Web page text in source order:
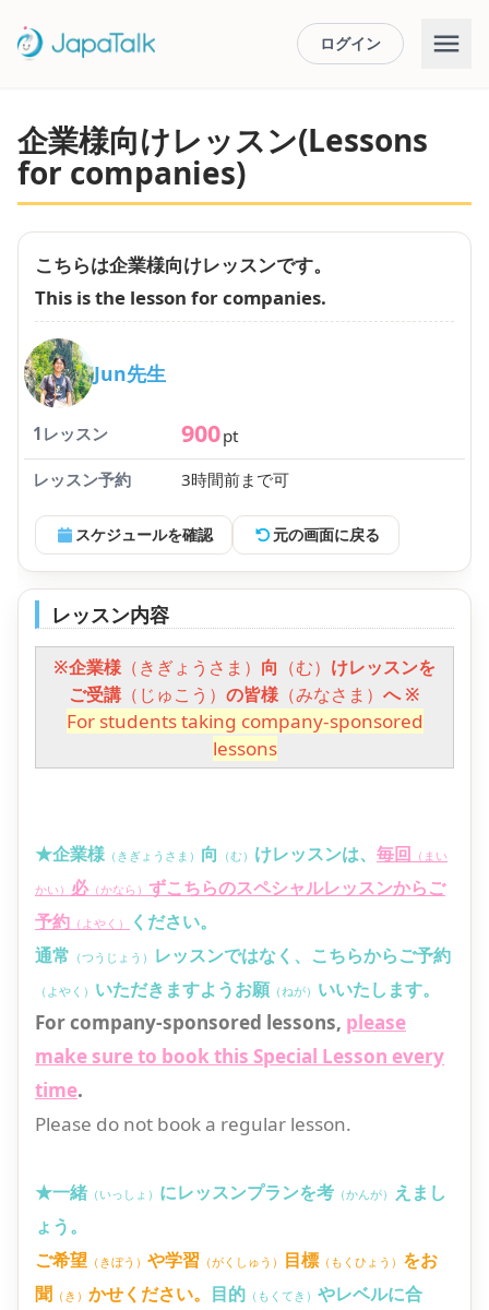
ログイン
企業様向けレッスン(Lessons
for companies)
こちらは企業様向けレッスンです。
This is the lesson for companies.
Jun先生
1レッスン 900pt
レッスン予約
3時間前まで可
スケジュールを確認 元の画面に戻る
レッスン内容
※企業様 （きぎょうさま） 向 （む） けレッスンを
ご受講 （じゅこう） の皆様 （みなさま） へ ※
For students taking company-sponsored
lessons
★企業様 （きぎょうさま） 向 （む） けレッスンは、 毎回 （まい
かい） 必（かなら） ずこちらのスペシャルレッスンからご
予約 （よやく）
ください。
通常 （つうじょう） レッスンではなく、こちらからご予約
（よやく） いただきますようお願 （ねが） いいたします。
For company-sponsored lessons, please
make sure to book this Special Lesson every
time.
Please do not book a regular lesson.
★一緒 （いっしょ） にレッスンプランを考 （かんが） えまし
ょう。
ご希望 （きぼう） や学習 （がくしゅう） 目標 （もくひょう） をお
聞 （き） かせください。 目的 （もくてき） やレベルに合